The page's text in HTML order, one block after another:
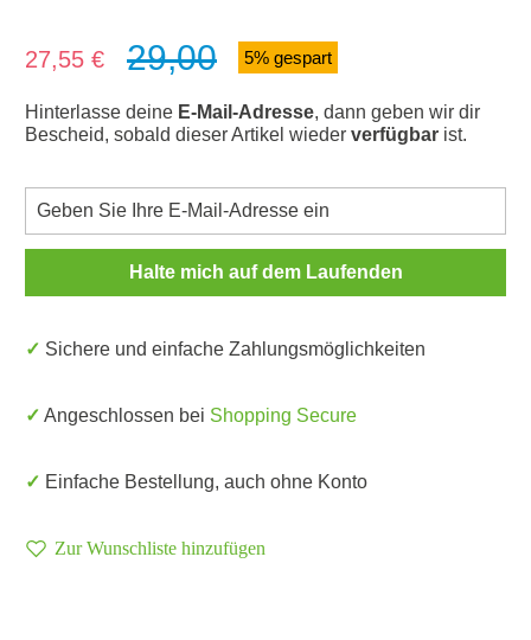
Verkaufspreis:
27,55 € 29,00 5% gespart
Hinterlasse deine E-Mail-Adresse, dann geben wir dir
Bescheid, sobald dieser Artikel wieder verfügbar ist.
Halte mich auf dem Laufenden
✓ Sichere und einfache Zahlungsmöglichkeiten
✓ Angeschlossen bei Shopping Secure
✓ Einfache Bestellung, auch ohne Konto
Zur Wunschliste hinzufügen